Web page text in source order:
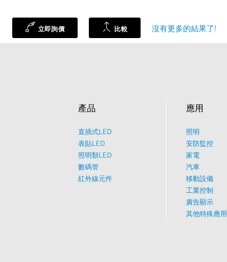
立即詢價 比較 沒有更多的結果了!
產品
直插式LED
表貼LED
照明類LED
數碼管
紅外線元件
應用
照明
安防監控
家電
汽車
移動設備
工業控制
廣告顯示
其他特殊應用